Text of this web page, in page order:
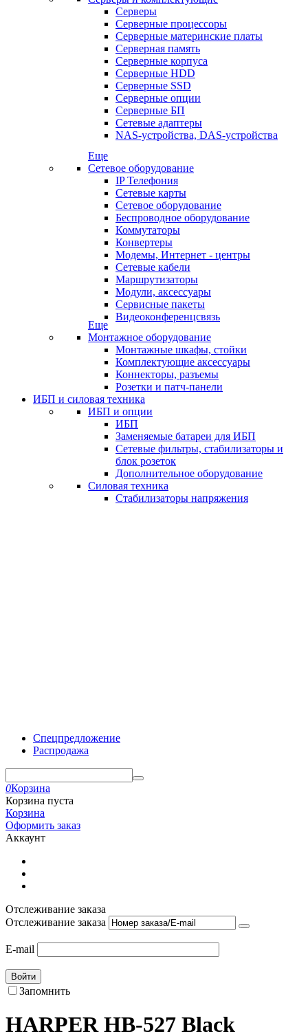
Серверы
Серверные процессоры
Серверные материнские платы
Серверная память
Серверные корпуса
Серверные HDD
Серверные SSD
Серверные опции
Серверные БП
Сетевые адаптеры
NAS-устройства, DAS-устройства
Еще
Сетевое оборудование
IP Телефония
Сетевые карты
Сетевое оборудование
Беспроводное оборудование
Коммутаторы
Конвертеры
Модемы, Интернет - центры
Сетевые кабели
Маршрутизаторы
Модули, аксессуары
Сервисные пакеты
Видеоконференцсвязь
Еще
Монтажное оборудование
Монтажные шкафы, стойки
Комплектующие аксессуары
Коннекторы, разъемы
Розетки и патч-панели
ИБП и силовая техника
ИБП и опции
ИБП
Заменяемые батареи для ИБП
Сетевые фильтры, стабилизаторы и
блок розеток
Дополнительное оборудование
Силовая техника
Стабилизаторы напряжения
Спецпредложение
Распродажа
0Корзина
Корзина пуста
Корзина
Оформить заказ
Аккаунт
Отслеживание заказа
Отслеживание заказа
E-mail
Войти
Запомнить
HARPER HB-527 Black